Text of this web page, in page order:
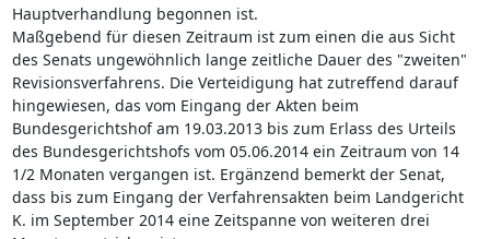
Hauptverhandlung begonnen ist.
Maßgebend für diesen Zeitraum ist zum einen die aus Sicht
des Senats ungewöhnlich lange zeitliche Dauer des "zweiten"
Revisionsverfahrens. Die Verteidigung hat zutreffend darauf
hingewiesen, das vom Eingang der Akten beim
Bundesgerichtshof am 19.03.2013 bis zum Erlass des Urteils
des Bundesgerichtshofs vom 05.06.2014 ein Zeitraum von 14
1/2 Monaten vergangen ist. Ergänzend bemerkt der Senat,
dass bis zum Eingang der Verfahrensakten beim Landgericht
K. im September 2014 eine Zeitspanne von weiteren drei